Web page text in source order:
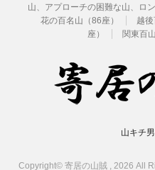
山、アプローチの困難な山、ロ
花の百名山（86座）
越後
座）
関東百
山キチ
Copyright© 寄居の山賊 , 2026 All